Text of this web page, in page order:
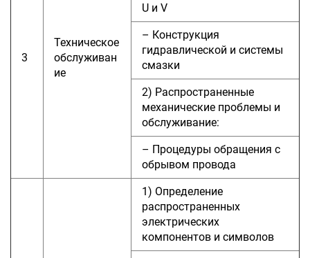
3
Техническое
обслуживан
ие
U и V
– Конструкция
гидравлической и системы
смазки
2) Распространенные
механические проблемы и
обслуживание:
– Процедуры обращения с
обрывом провода
1) Определение
распространенных
электрических
компонентов и символов